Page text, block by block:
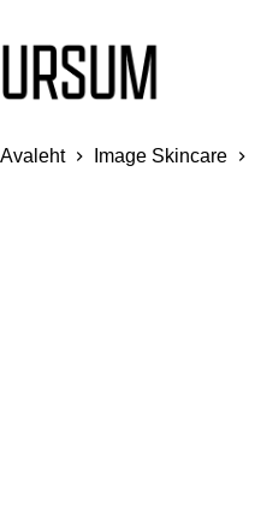
Avaleht Image Skincare